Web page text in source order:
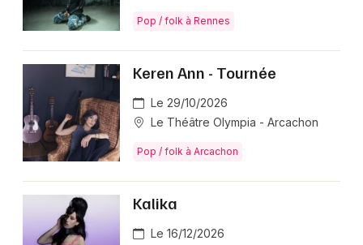
Pop / folk à Rennes
Keren Ann - Tournée
Le 29/10/2026
Le Théâtre Olympia - Arcachon
Pop / folk à Arcachon
Kalika
Le 16/12/2026